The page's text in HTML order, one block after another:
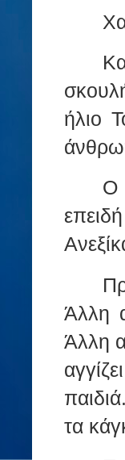
ήλιο
Ο
Άλλη
Άλλη
τα